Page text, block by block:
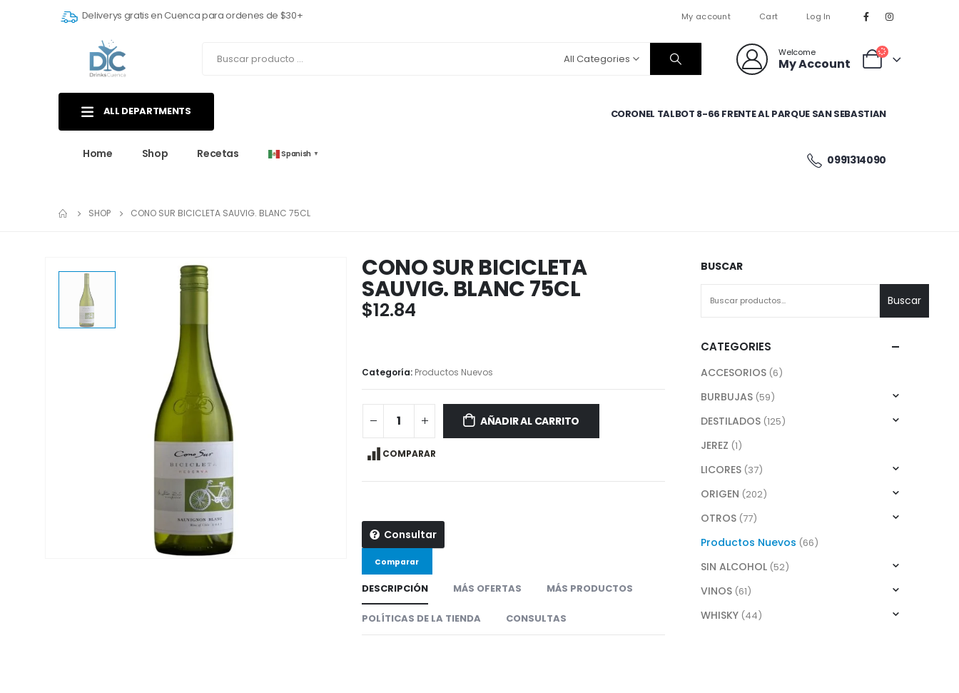
Deliverys gratis en Cuenca para ordenes de $30+ My account Cart Log In
All Categories
Welcome
My Account
ALL DEPARTMENTS
Home Shop Recetas Spanish ▼
CORONEL TALBOT 8-66 FRENTE AL PARQUE SAN SEBASTIAN
0991314090
SHOP CONO SUR BICICLETA SAUVIG. BLANC 75CL
CONO SUR BICICLETA
SAUVIG. BLANC 75CL
$12.84
Categoría: Productos Nuevos
AÑADIR AL CARRITO
COMPARAR
Consultar
Comparar
DESCRIPCIÓN MÁS OFERTAS MÁS PRODUCTOS
POLÍTICAS DE LA TIENDA CONSULTAS
BUSCAR
Buscar
CATEGORIES
ACCESORIOS (6)
BURBUJAS (59)
DESTILADOS (125)
JEREZ (1)
LICORES (37)
ORIGEN (202)
OTROS (77)
Productos Nuevos (66)
SIN ALCOHOL (52)
VINOS (61)
WHISKY (44)